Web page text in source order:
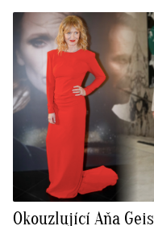
Okouzlující Aňa